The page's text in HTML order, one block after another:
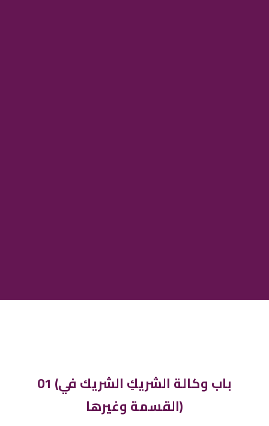
01 (باب وكالة الشريكِ الشريك في
القسمة وغيرها)